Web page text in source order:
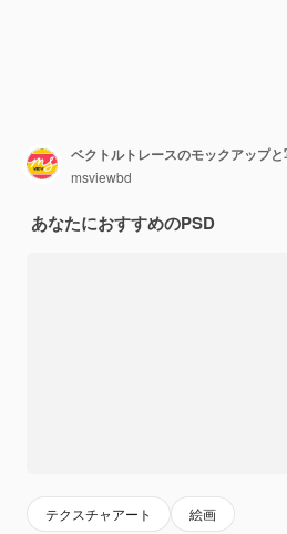
ベクトルトレースのモックアップ
msviewbd
あなたにおすすめのPSD
テクスチャアート 絵画